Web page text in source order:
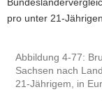
pro unter 21-
Abbildung 4-77:
Sachsen nach
21-Jährigem, in